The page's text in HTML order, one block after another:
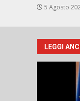
5 Agosto
LEGGI